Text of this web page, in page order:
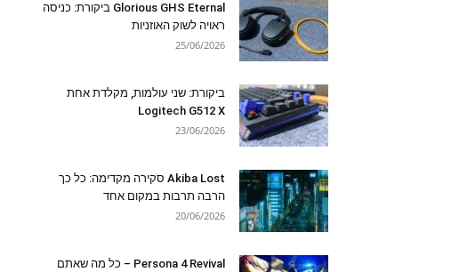
Glorious GHS Eternal ביקורת: כניסה
ראויה לשוק האוזניות
25/06/2026
ביקורת: שני עולמות, מקלדת אחת
Logitech G512 X
23/06/2026
Akiba Lost סקירה מקדימה: כל כך
הרבה תרבות במקום אחד
20/06/2026
Persona 4 Revival – כל מה שאתם